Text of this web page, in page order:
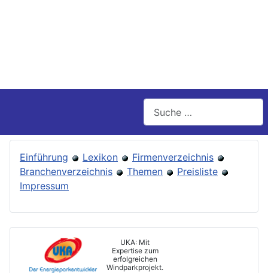
Einführung Lexikon
Firmenverzeichnis
Branchenverzeichnis
Themen
Preisliste
Impressum
UKA: Mit
Expertise zum
erfolgreichen
Windparkprojekt.